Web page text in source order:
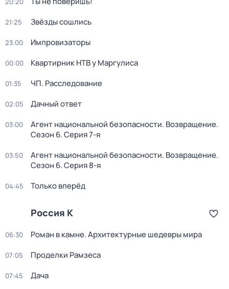
21:25 Звёзды сошлись
23:00 Импровизаторы
00:00 Квартирник НТВ у Маргулиса
01:35 ЧП. Расследование
02:05 Дачный ответ
03:00 Агент национальной безопасности. Возвращение.
Сезон 6. Серия 7-я
03:50 Агент национальной безопасности. Возвращение.
Сезон 6. Серия 8-я
04:45 Только вперёд
Россия К
06:30 Роман в камне. Архитектурные шедевры мира
07:05 Проделки Рамзеса
07:45 Дача